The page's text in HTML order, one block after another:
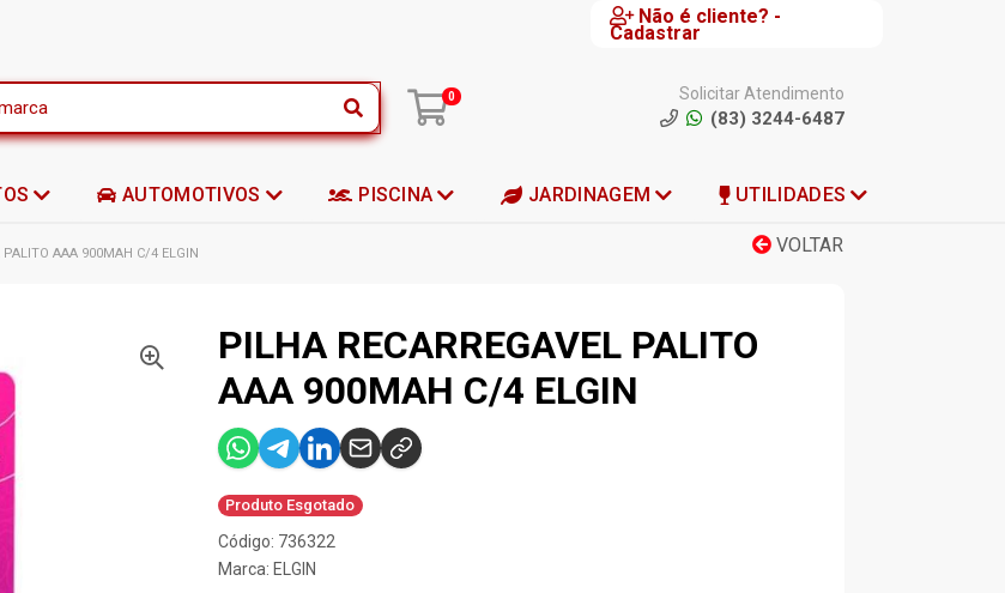
Não é cliente? -
Cadastrar
0 Solicitar Atendimento
(83) 3244-6487
AUTOMOTIVOS PISCINA JARDINAGEM UTILIDADES
VOLTAR
PALITO AAA 900MAH C/4 ELGIN
PILHA RECARREGAVEL PALITO
AAA 900MAH C/4 ELGIN
Produto Esgotado
Código: 736322
Marca: ELGIN